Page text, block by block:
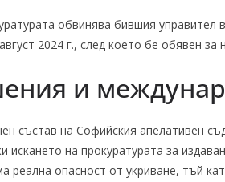
обвинява бившия управител
2024 г., след което бе обявен за
и
състав на Софийския апелативен
искането на прокуратурата за
реална опасност от укриване, тъй